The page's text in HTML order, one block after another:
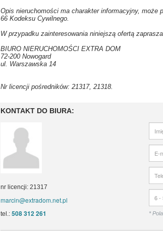
Opis nieruchomości ma charakter informacyjny, może
66 Kodeksu Cywilnego.
W przypadku zainteresowania niniejszą ofertą
BIURO NIERUCHOMOŚCI EXTRA DOM
72-200 Nowogard
ul. Warszawska 14
Nr licencji pośredników: 21317, 21318.
KONTAKT DO BIURA:
nr licencji: 21317
marcin@extradom.net.pl
tel.: 508 312 261 *